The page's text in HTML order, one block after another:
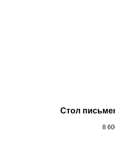
Стол
8